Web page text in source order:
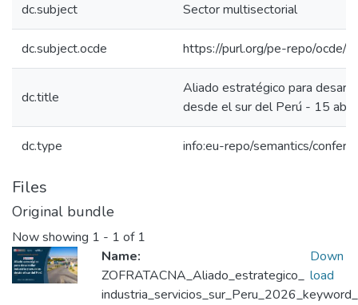
dc.subject Sector multisectorial
dc.subject.ocde https://purl.org/pe-repo/ocde/
dc.title
Aliado estratégico para
desde el sur del Perú - 15
dc.type info:eu-repo/semantics/
Files
Original bundle
Now showing 1 - 1 of 1
Name:
ZOFRATACNA_Aliado_estrategico_
Down
load